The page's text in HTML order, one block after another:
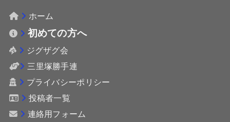
ホーム
初めての方へ
ジグザグ会
三里塚勝手連
プライバシーポリシー
投稿者一覧
連絡用フォーム